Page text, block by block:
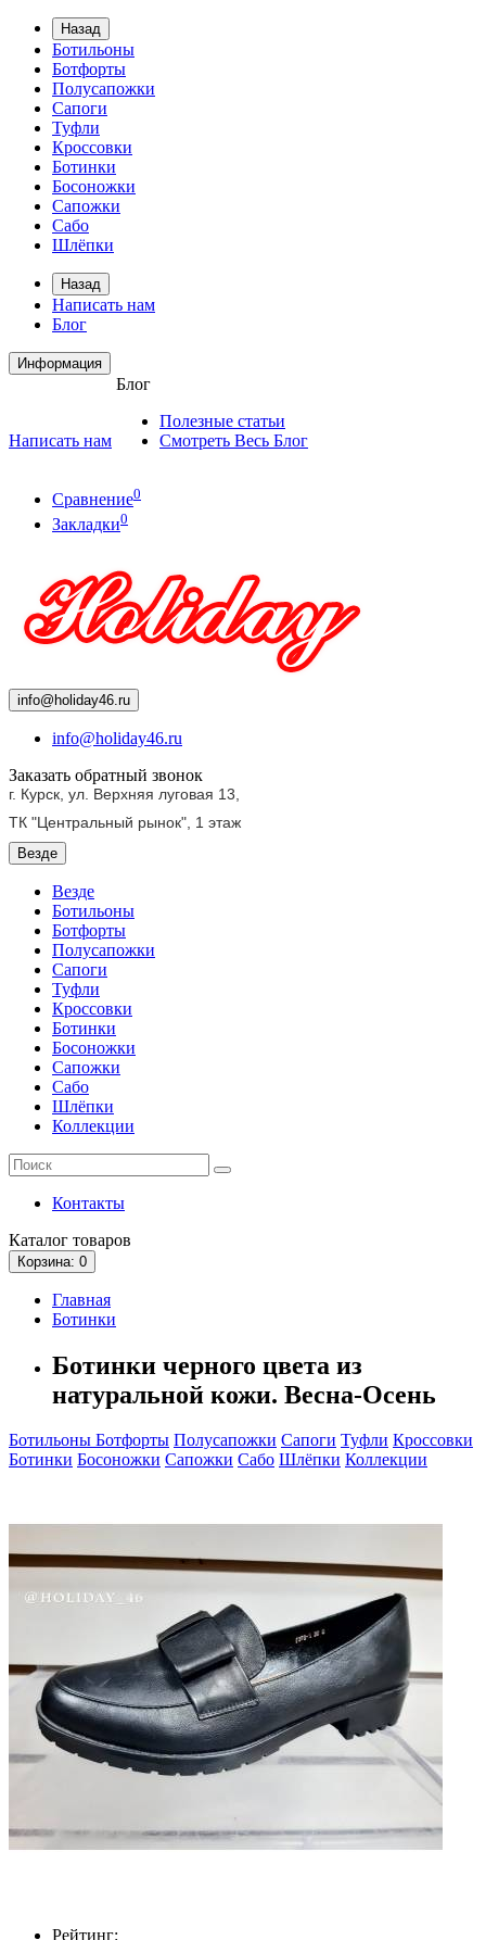
Назад
Ботильоны
Ботфорты
Полусапожки
Сапоги
Туфли
Кроссовки
Ботинки
Босоножки
Сапожки
Сабо
Шлёпки
Назад
Написать нам
Блог
Информация
Написать нам
Блог
Полезные статьи
Смотреть Весь Блог
Сравнение0
Закладки0
info@holiday46.ru
info@holiday46.ru
Заказать обратный звонок
г. Курск, ул. Верхняя луговая 13,
ТК "Центральный рынок", 1 этаж
Везде
Везде
Ботильоны
Ботфорты
Полусапожки
Сапоги
Туфли
Кроссовки
Ботинки
Босоножки
Сапожки
Сабо
Шлёпки
Коллекции
Контакты
Каталог товаров
Корзина: 0
Главная
Ботинки
Ботинки черного цвета из
натуральной кожи. Весна-Осень
Ботильоны Ботфорты Полусапожки Сапоги Туфли Кроссовки
Ботинки Босоножки Сапожки Сабо Шлёпки Коллекции
Рейтинг: